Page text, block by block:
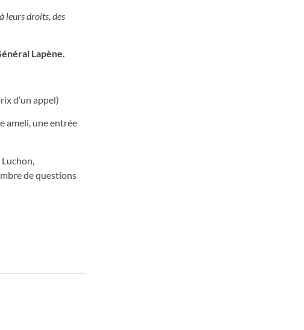
leurs droits, des
Lapène.
d’un appel)
ameli, une entrée
de questions